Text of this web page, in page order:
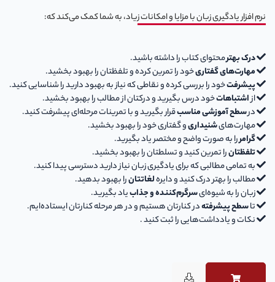
نرم افزار یادگیری زبان با مزایا و امکانات زیاد، به شما کمک می‌کند که:
درک بهترمحتوای کتاب را داشته باشید.
مهارت‌های گفتاریخود را تمرین کرده و تلفظتان را بهبود بخشید.
پیشرفتخود را بررسی کرده و نقاطی که نیاز به بهبود دارید را شناسایی کنید.
ازاشتباهاتخود درس بگیرید و درکتان از مطالب را بهبود بخشید.
درسطح آموزشی مناسبقرار بگیرید و با تمرینات مرحله‌ای پیشرفت کنید.
مهارت‌هایشنیداریو گفتاری خود را بهبود بخشید.
گرامررا به صورت واضح و مختصر یاد بگیرید.
تلفظتانرا تمرین کنید و تسلطتان را بهبود بخشید.
به تمامی مطالبی که برای یادگیری زبان نیاز دارید دسترسی پیدا کنید.
مطالب را بهتر درک کنید و دایرهلغاتتانرا بهبود بدهید.
زبان را به شیوه‌ایسرگرم‌کننده و جذابیاد بگیرید.
تاسطح پیشرفتهدر کنارتان هستیم و در هر مرحله کنارتان ایستاده‌ایم.
نکات و یادداشت‌هایی را ثبت کنید .